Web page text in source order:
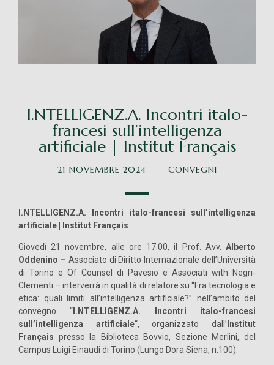
I.NTELLIGENZ.A. Incontri italo-
francesi sull’intelligenza
artificiale | Institut Français
21 NOVEMBRE 2024 CONVEGNI
I.NTELLIGENZ.A. Incontri italo-francesi sull’intelligenza
artificiale | Institut Français
Giovedì 21 novembre, alle ore 17.00,il Prof. Avv.Alberto
Oddenino – Associato di Diritto Internazionale dell’Università
di Torino e Of Counsel di Pavesio e Associati with Negri-
Clementi – interverrà in qualità di relatore su “Fra tecnologia e
etica: quali limiti all’intelligenza artificiale?” nell’ambito del
convegno “ I.NTELLIGENZ.A. Incontri italo-francesi
sull’intelligenza artificiale“, organizzato dall’ Institut
Français presso la Biblioteca Bovvio, Sezione Merlini, del
Campus Luigi Einaudi di Torino (Lungo Dora Siena, n.100).